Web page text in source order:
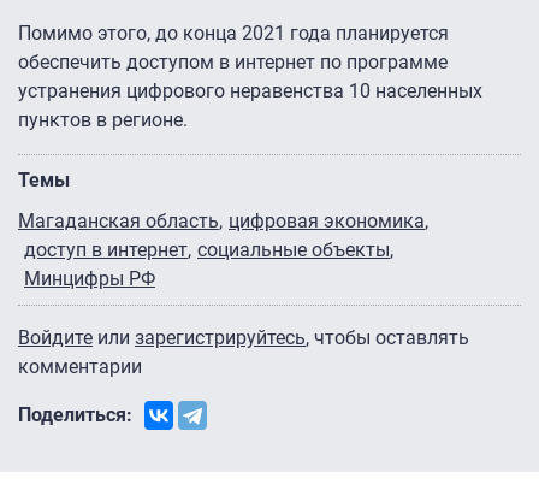
Помимо этого, до конца 2021 года планируется
обеспечить доступом в интернет по программе
устранения цифрового неравенства 10 населенных
пунктов в регионе.
Темы
Магаданская область цифровая экономика
доступ в интернет социальные объекты
Минцифры РФ
Войдите или зарегистрируйтесь, чтобы оставлять
комментарии
Поделиться: